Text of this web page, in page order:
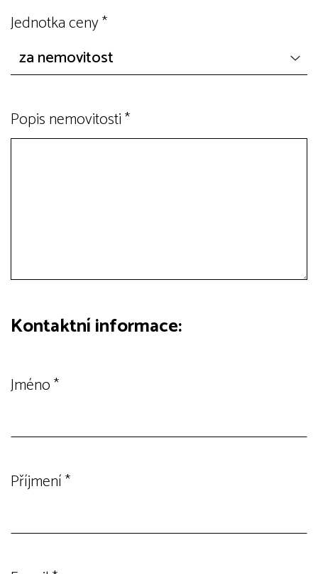
Jednotka ceny*
Popis nemovitosti*
Kontaktní informace:
Jméno*
Příjmení*